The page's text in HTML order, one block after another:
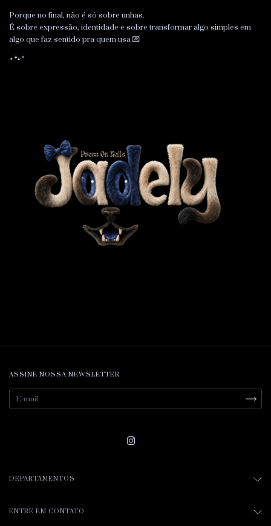
Porque no final, não é só sobre unhas.
É sobre expressão, identidade e sobre transformar algo simples em
algo que faz sentido pra quem usa 💌
⋆🐾°
ASSINE NOSSA NEWSLETTER
DEPARTAMENTOS
ENTRE EM CONTATO